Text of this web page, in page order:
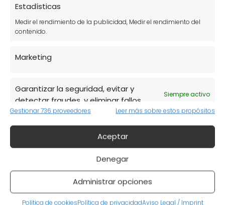
Estadísticas
Medir el rendimiento de la publicidad, Medir el rendimiento del
contenido.
Marketing
Garantizar la seguridad, evitar y
detectar fraudes, y eliminar fallos.
Siempre activo
Gestionar 736 proveedores
Leer más sobre estos propósitos
Aceptar
Denegar
Administrar opciones
Política de cookiesPolítica de privacidadAviso Legal / Imprint
PRODUCTOS PARA BEBÉS Y NIÑOS
niños: 8 actividades
divertidas y educativas